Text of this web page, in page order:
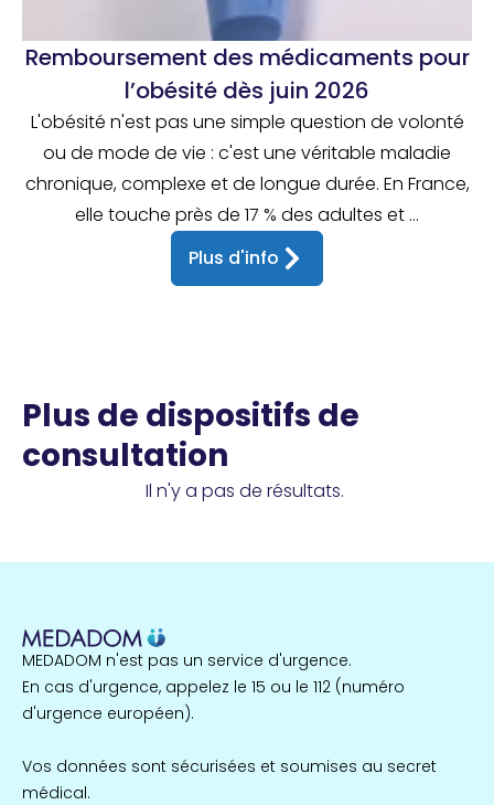
Remboursement des médicaments pour
l’obésité dès juin 2026
L'obésité n'est pas une simple question de volonté
ou de mode de vie : c'est une véritable maladie
chronique, complexe et de longue durée. En France,
elle touche près de 17 % des adultes et ...
Plus d'info
Plus de dispositifs de
consultation
Il n'y a pas de résultats.
MEDADOM n'est pas un service d'urgence.
En cas d'urgence, appelez le 15 ou le 112 (numéro
d'urgence européen).
Vos données sont sécurisées et soumises au secret
médical.